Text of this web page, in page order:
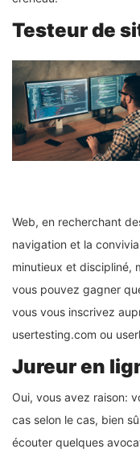
Testeur de
Web, en recherchant
navigation et la
minutieux et discipliné,
vous pouvez gagner
vous vous inscrivez
usertesting.com ou
Jureur en
Oui, vous avez raison:
cas selon le cas, bien
écouter quelques